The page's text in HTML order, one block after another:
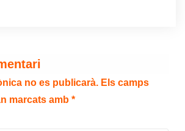
no es publicarà. Els camps
marcats amb *